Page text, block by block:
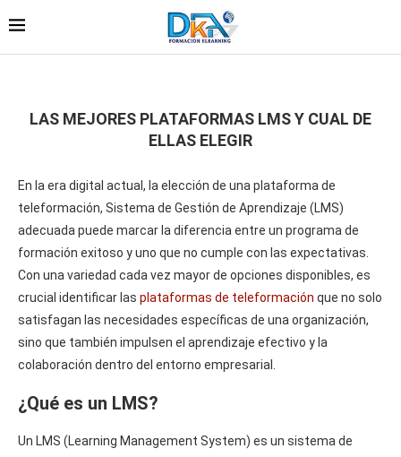
LAS MEJORES PLATAFORMAS LMS Y CUAL DE
ELLAS ELEGIR
En la era digital actual, la elección de una plataforma de
teleformación, Sistema de Gestión de Aprendizaje (LMS)
adecuada puede marcar la diferencia entre un programa de
formación exitoso y uno que no cumple con las expectativas.
Con una variedad cada vez mayor de opciones disponibles, es
crucial identificar las plataformas de teleformación que no solo
satisfagan las necesidades específicas de una organización,
sino que también impulsen el aprendizaje efectivo y la
colaboración dentro del entorno empresarial.
¿Qué es un LMS?
Un LMS (Learning Management System) es un sistema de